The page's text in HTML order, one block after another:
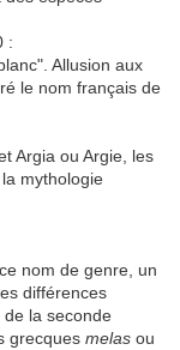
:
Allusion aux
le nom français de
Argia ou Argie, les
mythologie
nom de genre, un
différences
la seconde
grecques melas ou